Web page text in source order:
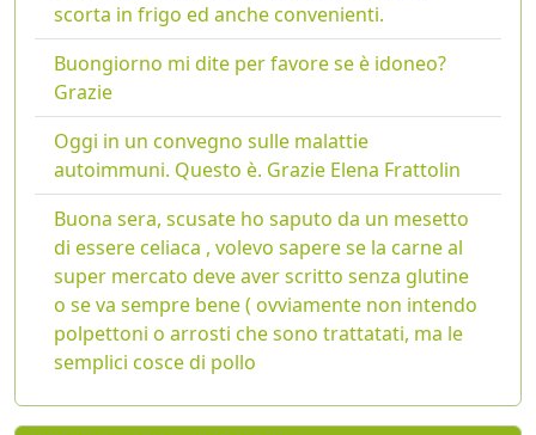
scorta in frigo ed anche convenienti.
Buongiorno mi dite per favore se è idoneo?
Grazie
Oggi in un convegno sulle malattie
autoimmuni. Questo è. Grazie Elena Frattolin
Buona sera, scusate ho saputo da un mesetto
di essere celiaca , volevo sapere se la carne al
super mercato deve aver scritto senza glutine
o se va sempre bene ( ovviamente non intendo
polpettoni o arrosti che sono trattatati, ma le
semplici cosce di pollo